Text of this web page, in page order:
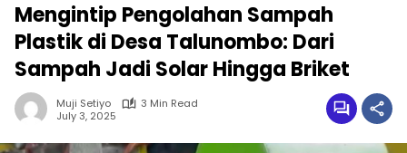
Mengintip Pengolahan Sampah
Plastik di Desa Talunombo: Dari
Sampah Jadi Solar Hingga Briket
Muji Setiyo
3 Min Read
July 3, 2025